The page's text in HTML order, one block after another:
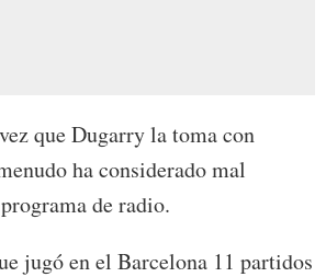
que Dugarry la toma con
ha considerado mal
de radio.
jugó en el Barcelona 11 partidos